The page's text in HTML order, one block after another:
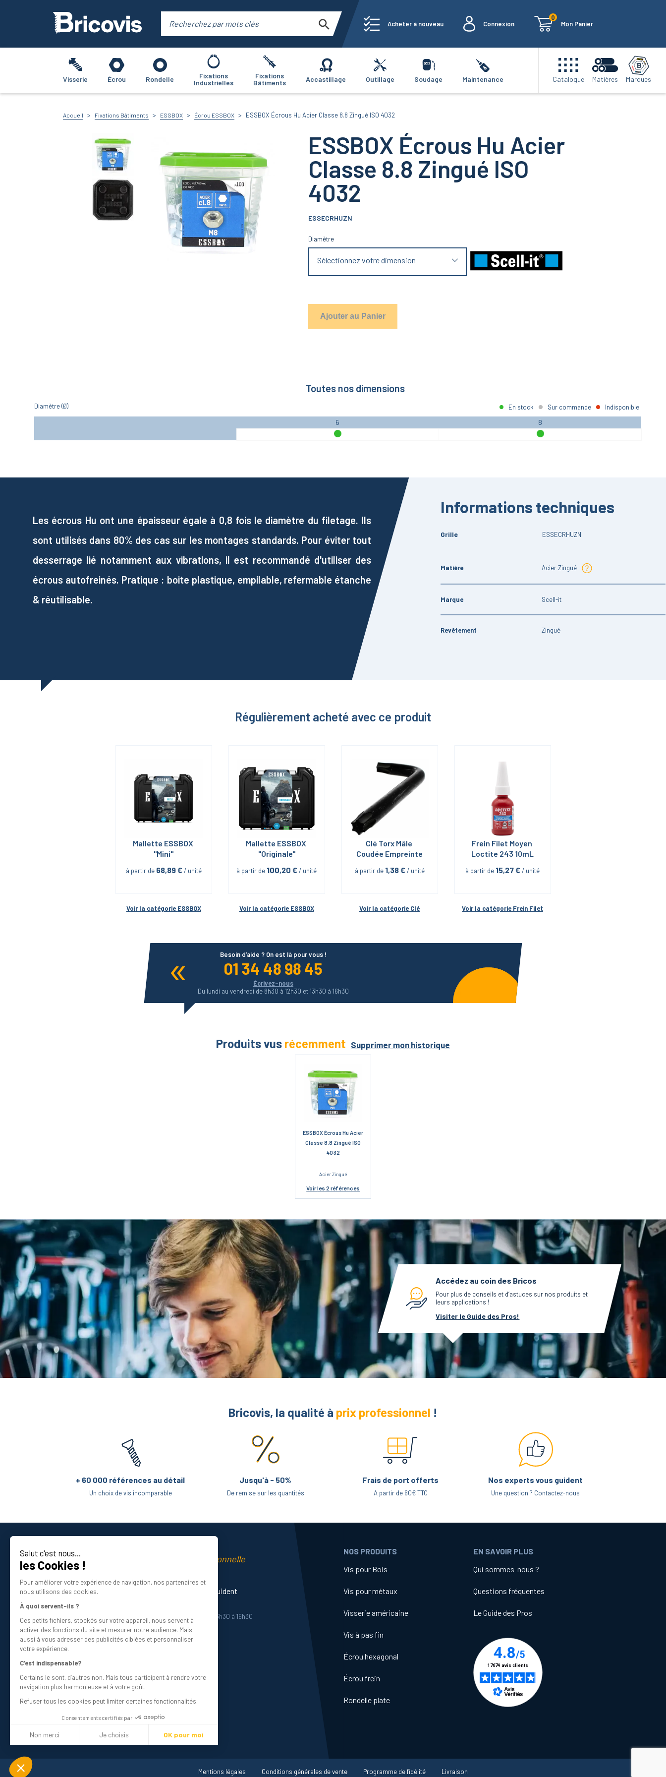
Salut c'est nous...
les Cookies !
Pour améliorer votre expérience de navigation, nos partenaires et
nous utilisons des cookies.
À quoi servent-ils ?
Ces petits fichiers, stockés sur votre appareil, nous servent à
activer des fonctions du site et mesurer notre audience. Mais
aussi à vous adresser des publicités ciblées et personnaliser
votre expérience.
C'est indispensable?
Certains le sont, d’autres non. Mais tous participent à rendre votre
navigation plus harmonieuse et à votre goût.
Refuser tous les cookies peut limiter certaines fonctionnalités.
Consentements certifiés par
Non merci Je choisis OK pour moi
Acheter à nouveau Connexion
0
Mon Panier
Visserie Écrou Rondelle
Fixations
Industrielles
Fixations
Bâtiments
Accastillage Outillage Soudage Maintenance Catalogue Matières Marques
Accueil Fixations Bâtiments ESSBOX Écrou ESSBOX ESSBOX Écrous Hu Acier Classe 8.8 Zingué ISO 4032
ESSBOX Écrous Hu Acier
Classe 8.8 Zingué ISO
4032
ESSECRHUZN
Diamètre
Sélectionnez votre dimension
Ajouter au Panier
Toutes nos dimensions
Diamètre (Ø) En stock Sur commande Indisponible
6 8
Les écrous Hu ont une épaisseur égale à 0,8 fois le diamètre du filetage. Ils
sont utilisés dans 80% des cas sur les montages standards. Pour éviter tout
desserrage lié notamment aux vibrations, il est recommandé d'utiliser des
écrous autofreinés. Pratique : boite plastique, empilable, refermable étanche
& réutilisable.
Informations techniques
Grille ESSECRHUZN
Matière Acier Zingué
Marque Scell-it
Revêtement Zingué
Régulièrement acheté avec ce produit
Mallette ESSBOX
"Mini"
à partir de 68,89 € / unité
Voir la catégorie ESSBOX
Mallette ESSBOX
"Originale"
à partir de 100,20 € / unité
Voir la catégorie ESSBOX
Clé Torx Mâle
Coudée Empreinte
à partir de 1,38 € / unité
Voir la catégorie Clé
Frein Filet Moyen
Loctite 243 10mL
à partir de 15,27 € / unité
Voir la catégorie Frein Filet
Besoin d’aide ? On est là pour vous !
01 34 48 98 45
Écrivez-nous
Du lundi au vendredi de 8h30 à 12h30 et 13h30 à 16h30
Produits vus récemment Supprimer mon historique
ESSBOX Écrous Hu Acier
Classe 8.8 Zingué ISO
4032
Acier Zingué
Voirles 2 références
Accédez au coin des Bricos
Pour plus de conseils et d’astuces sur nos produits et
leurs applications !
Visiter le Guide des Pros!
Bricovis, la qualité à prix professionnel !
+ 60 000 références au détail
Un choix de vis incomparable
Jusqu'à - 50%
De remise sur les quantités
Frais de port offerts
A partir de 60€ TTC
Nos experts vous guident
Une question ? Contactez-nous
La qualité professionnelle
Besoin d’aide ? Nos experts vous guident
Du lundi au vendredi de 8h30 à 12h30 et 13h30 à 16h30
Écrivez-nous
info@bricovis.fr
Suivez-nous sur les réseaux !
NOS PRODUITS
Vis pour Bois
Vis pour métaux
Visserie américaine
Vis à pas fin
Écrou hexagonal
Écrou frein
Rondelle plate
EN SAVOIR PLUS
Qui sommes-nous ?
Questions fréquentes
Le Guide des Pros
Mentions légales Conditions générales de vente Programme de fidélité Livraison